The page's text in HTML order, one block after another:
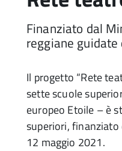
Finanziato dal
reggiane
Il progetto “Rete
sette scuole
europeo Etoile – è
superiori,
12 maggio 2021.